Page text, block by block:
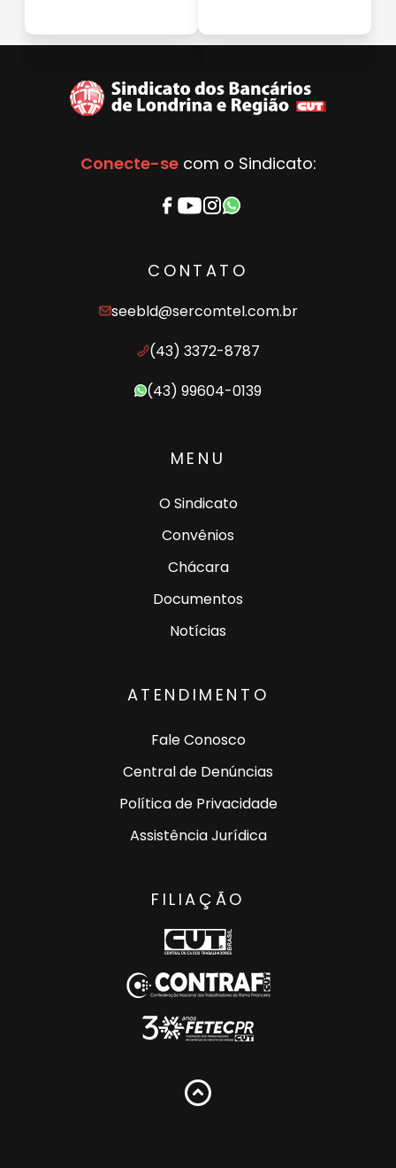
Conecte-secom o Sindicato:
CONTATO
seebld@sercomtel.com.br
(43) 3372-8787
(43) 99604-0139
MENU
O Sindicato
Convênios
Chácara
Documentos
Notícias
ATENDIMENTO
Fale Conosco
Central de Denúncias
Política de Privacidade
Assistência Jurídica
FILIAÇÃO